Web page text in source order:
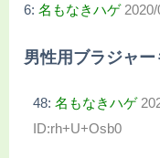
6: 名もなきハゲ
男性用ブラジャ
48: 名もなきハゲ
ID:rh+U+Osb0